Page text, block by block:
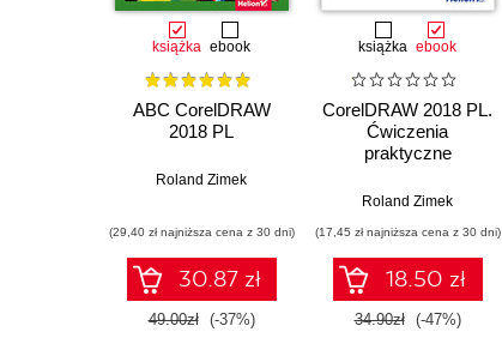
książka ebook
ABC CorelDRAW
2018 PL
Roland Zimek
(29,40 zł najniższa cena z 30 dni)
30.87 zł
49.00zł (-37%)
książka ebook
CorelDRAW 2018 PL.
Ćwiczenia
praktyczne
Roland Zimek
(17,45 zł najniższa cena z 30 dni)
18.50 zł
34.90zł (-47%)